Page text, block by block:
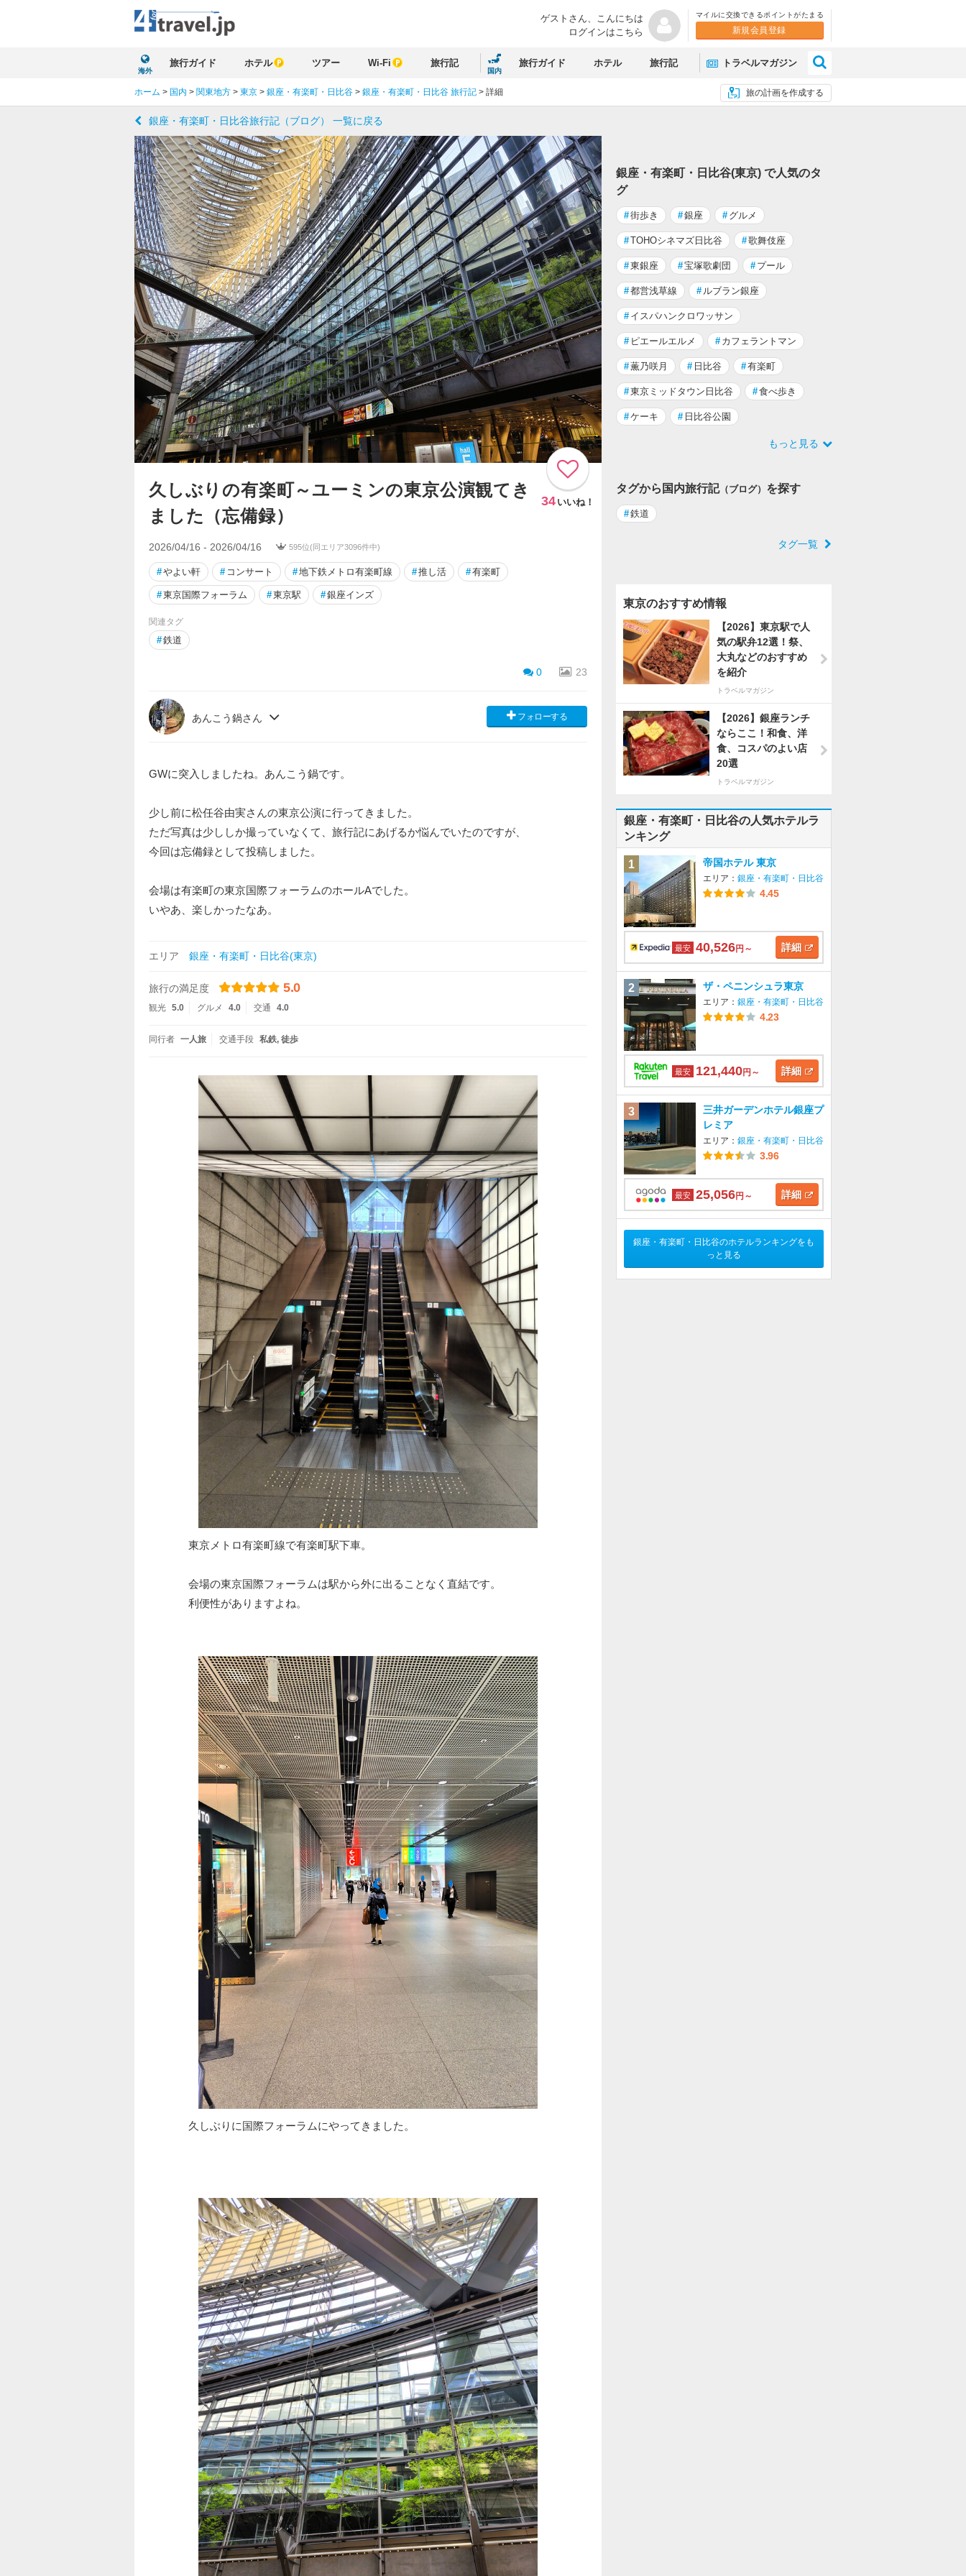
ゲストさん、 こんにちは
ログインはこちら
マイルに交換できるポイントがたまる
新規会員登録
海外
旅行ガイド ホテル ツアー Wi-Fi 旅行記
国内
旅行ガイド ホテル 旅行記 トラベルマガジン
旅の計画を作成する
ホーム > 国内 > 関東地方 > 東京 > 銀座・有楽町・日比谷 > 銀座・有楽町・日比谷 旅行記 > 詳細
銀座・有楽町・日比谷旅行記（ブログ） 一覧に戻る
久しぶりの有楽町～ユーミンの東京公演観てき
ました（忘備録）
34 いいね！
2026/04/16 - 2026/04/16 595位(同エリア3096件中)
#やよい軒 # コンサート #地下鉄メトロ有楽町線 #推し活 #有楽町
#東京国際フォーラム #東京駅 #銀座インズ
関連タグ
#鉄道
0 23
あんこう鍋さん フォローする
GWに突入しましたね。あんこう鍋です。
少し前に松任谷由実さんの東京公演に行ってきました。
ただ写真は少ししか撮っていなくて、旅行記にあげるか悩んでいたのですが、
今回は忘備録として投稿しました。
会場は有楽町の東京国際フォーラムのホールAでした。
いやあ、楽しかったなあ。
エリア 銀座・有楽町・日比谷(東京)
旅行の満足度 5.0
観光 5.0 グルメ 4.0 交通 4.0
同行者 一人旅 交通手段 私鉄 徒歩
東京メトロ有楽町線で有楽町駅下車。
会場の東京国際フォーラムは駅から外に出ることなく直結です。
利便性がありますよね。
久しぶりに国際フォーラムにやってきました。
銀座・有楽町・日比谷(東京) で人気のタ
グ
#街歩き #銀座 # グルメ
#TOHOシネマズ日比谷 #歌舞伎座
#東銀座 #宝塚歌劇団 # プール
#都営浅草線 # ルブラン銀座
# イスパハンクロワッサン
# ピエールエルメ # カフェラントマン
#薫乃咲月 # 日比谷 #有楽町
#東京ミッドタウン日比谷 #食べ歩き
#ケーキ # 日比谷公園
もっと見る
タグから国内旅行記（ブログ） を探す
#鉄道
タグ一覧
東京のおすすめ情報
【2026】東京駅で人
気の駅弁12選！祭、
大丸などのおすすめ
を紹介
トラベルマガジン
【2026】銀座ランチ
ならここ！和食、洋
食、コスパのよい店
20選
トラベルマガジン
銀座・有楽町・日比谷の人気ホテルラ
ンキング
1 帝国ホテル 東京
エリア： 銀座・有楽町・日比谷
4.45
最安 40,526円～ 詳細
2 ザ・ペニンシュラ東京
エリア： 銀座・有楽町・日比谷
4.23
最安 121,440円～ 詳細
3
三井ガーデンホテル銀座プ
レミア
エリア： 銀座・有楽町・日比谷
3.96
最安 25,056円～ 詳細
銀座・有楽町・日比谷のホテルランキングをも
っと見る